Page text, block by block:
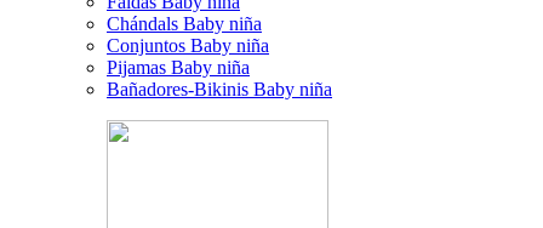
Chándals Baby niña
Conjuntos Baby niña
Pijamas Baby niña
Bañadores-Bikinis Baby niña